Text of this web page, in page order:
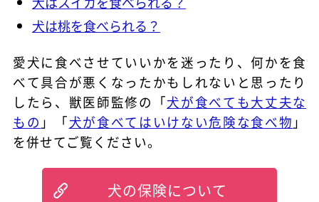
犬は桃を食べられる？
愛犬に食べさせていいかを迷ったり、何かを食
べて具合が悪くなったかもしれないと思ったり
したら、獣医師監修の「犬が食べても大丈夫な
もの 」「犬が食べてはいけない危険な食べ物 」
を併せてご覧ください。
犬の保険について